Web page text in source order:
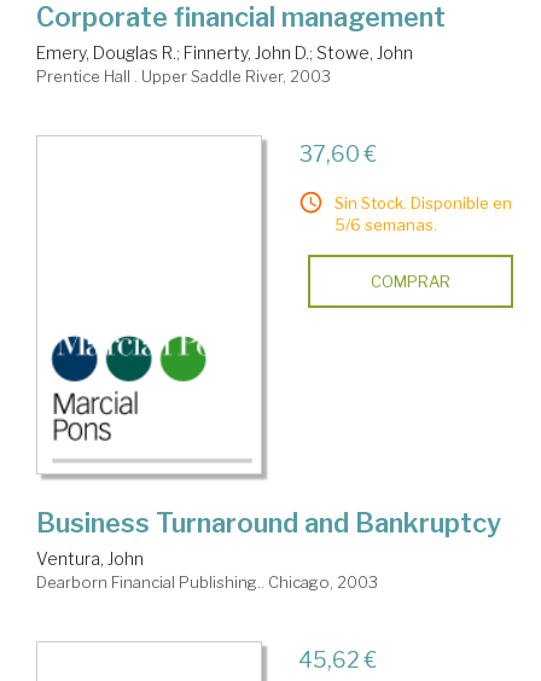
Corporate financial management
Emery, Douglas R.; Finnerty, John D.; Stowe, John
Prentice Hall . Upper Saddle River, 2003
37,60 €
Sin Stock. Disponible en
5/6 semanas.
COMPRAR
Business Turnaround and Bankruptcy
Ventura, John
Dearborn Financial Publishing.. Chicago, 2003
45,62 €